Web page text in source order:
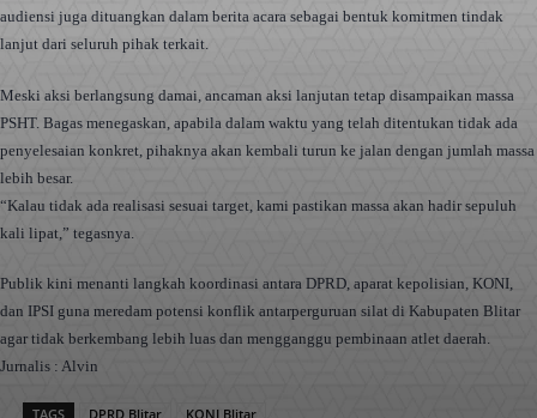
audiensi juga dituangkan dalam berita acara sebagai bentuk komitmen tindak
lanjut dari seluruh pihak terkait.
Meski aksi berlangsung damai, ancaman aksi lanjutan tetap disampaikan massa
PSHT. Bagas menegaskan, apabila dalam waktu yang telah ditentukan tidak ada
penyelesaian konkret, pihaknya akan kembali turun ke jalan dengan jumlah massa
lebih besar.
“Kalau tidak ada realisasi sesuai target, kami pastikan massa akan hadir sepuluh
kali lipat,” tegasnya.
Publik kini menanti langkah koordinasi antara DPRD, aparat kepolisian, KONI,
dan IPSI guna meredam potensi konflik antarperguruan silat di Kabupaten Blitar
agar tidak berkembang lebih luas dan mengganggu pembinaan atlet daerah.
Jurnalis : Alvin
TAGS DPRD Blitar
KONI Blitar